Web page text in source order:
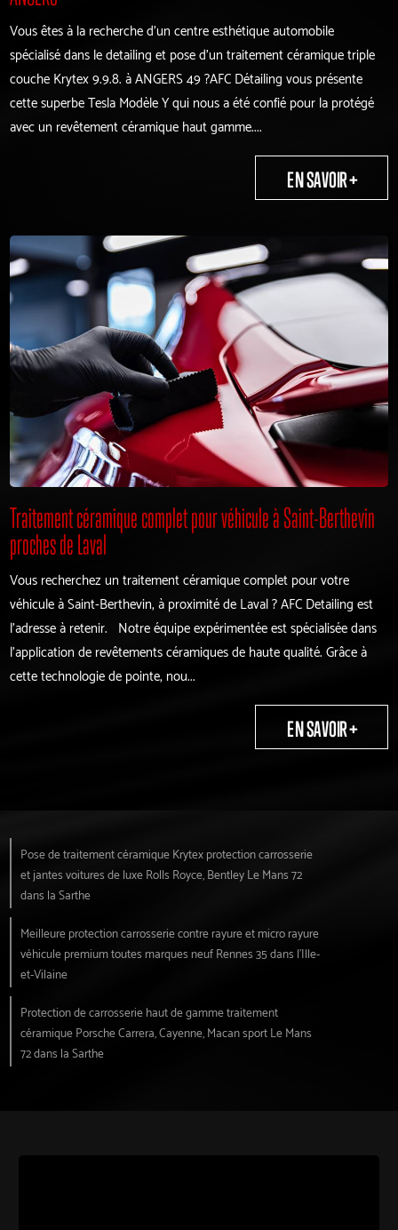
Vous êtes à la recherche d'un centre esthétique automobile
spécialisé dans le detailing et pose d'un traitement céramique triple
couche Krytex 9.9.8. à ANGERS 49 ?AFC Détailing vous présente
cette superbe Tesla Modèle Y qui nous a été confié pour la protégé
avec un revêtement céramique haut gamme....
Traitement céramique complet pour véhicule à Saint-Berthevin
proches de Laval
Vous recherchez un traitement céramique complet pour votre
véhicule à Saint-Berthevin, à proximité de Laval ? AFC Detailing est
l'adresse à retenir. Notre équipe expérimentée est spécialisée dans
l'application de revêtements céramiques de haute qualité. Grâce à
cette technologie de pointe, nou...
Pose de traitement céramique Krytex protection carrosserie
et jantes voitures de luxe Rolls Royce, Bentley Le Mans 72
dans la Sarthe
Meilleure protection carrosserie contre rayure et micro rayure
véhicule premium toutes marques neuf Rennes 35 dans l'Ille-
et-Vilaine
Protection de carrosserie haut de gamme traitement
céramique Porsche Carrera, Cayenne, Macan sport Le Mans
72 dans la Sarthe